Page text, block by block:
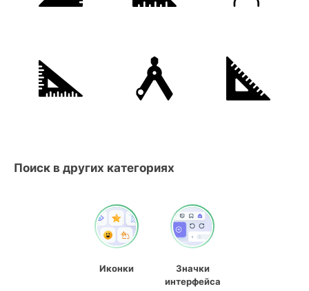
Поиск в других категориях
Иконки
Значки
интерфейса